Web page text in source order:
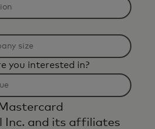
you interested in?
Inc. and its affiliates